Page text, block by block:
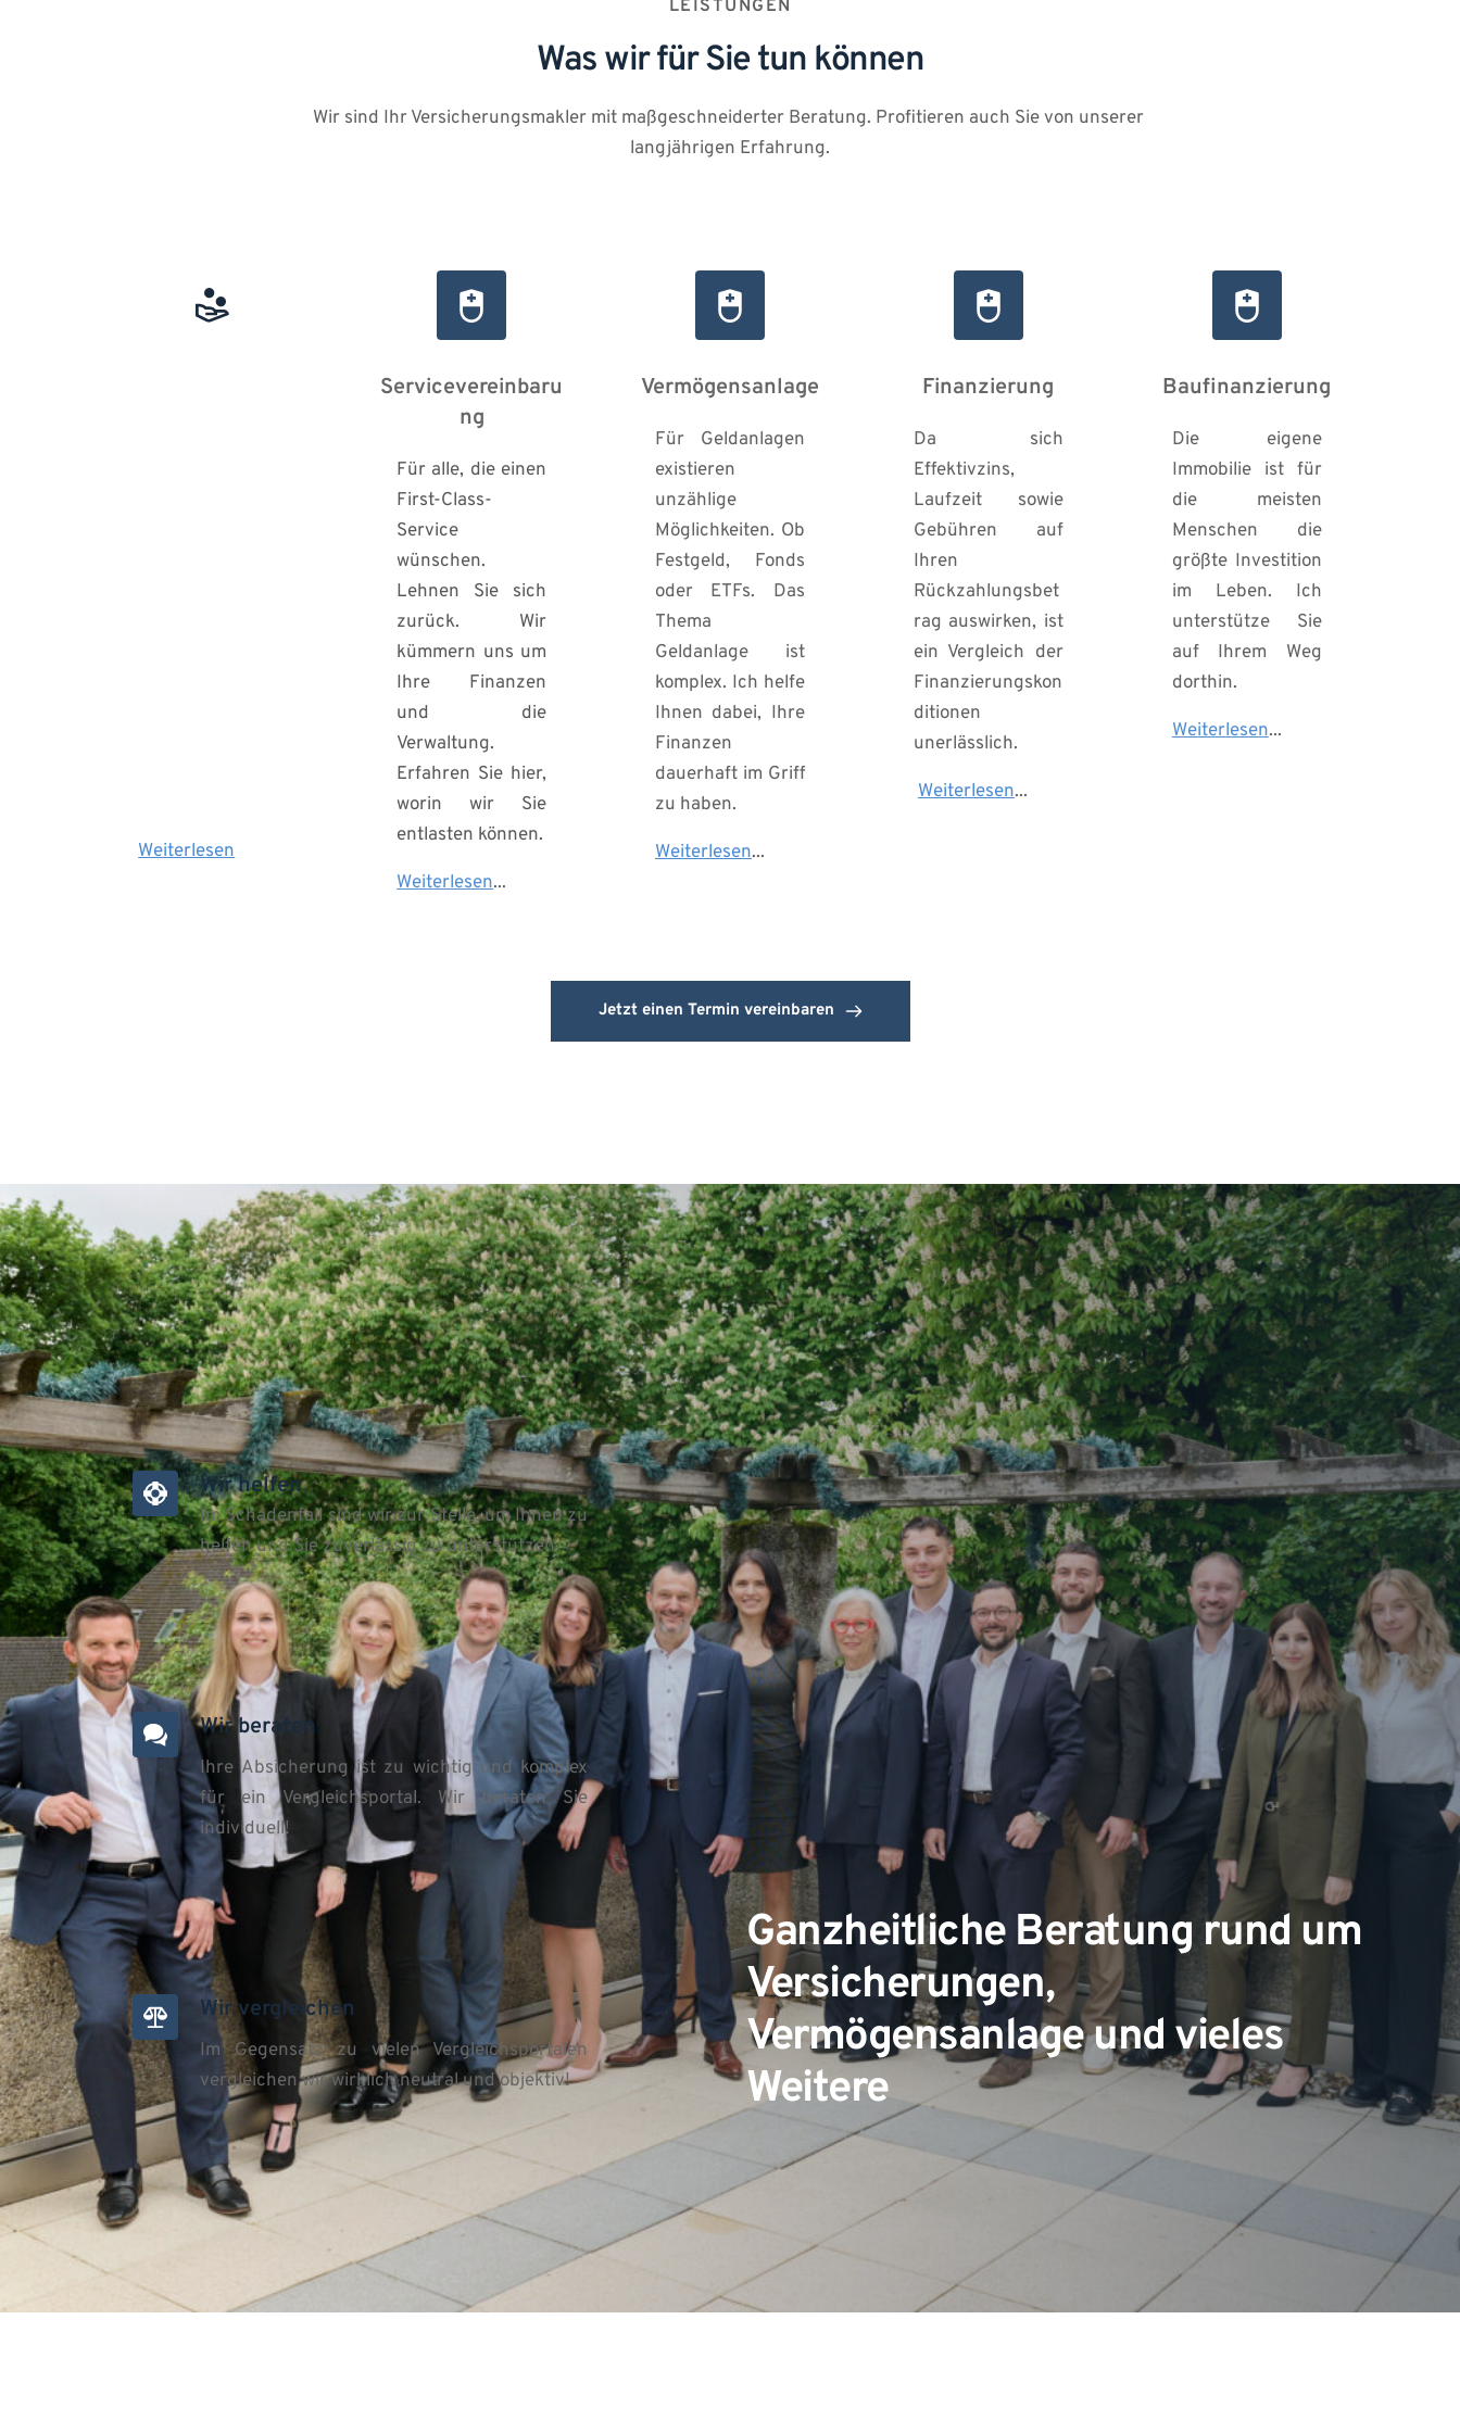
LEISTUNGEN
Was wir für Sie tun können
Wir sind Ihr Versicherungsmakler mit maßgeschneiderter Beratung. Profitieren auch Sie von unserer
langjährigen Erfahrung.
Weiterlesen...
Servicevereinbaru
ng
Für alle, die einen
First-Class-
Service
wünschen.
Lehnen Sie sich
zurück. Wir
kümmern uns um
Ihre Finanzen
und die
Verwaltung.
Erfahren Sie hier,
worin wir Sie
entlasten können.
Weiterlesen...
Vermögensanlage
Für Geldanlagen
existieren
unzählige
Möglichkeiten. Ob
Festgeld, Fonds
oder ETFs. Das
Thema
Geldanlage ist
komplex. Ich helfe
Ihnen dabei, Ihre
Finanzen
dauerhaft im Griff
zu haben.
Weiterlesen...
Finanzierung
Da sich
Effektivzins,
Laufzeit sowie
Gebühren auf
Ihren
Rückzahlungsbet
rag auswirken, ist
ein Vergleich der
Finanzierungskon
ditionen
unerlässlich.
Weiterlesen...
Baufinanzierung
Die eigene
Immobilie ist für
die meisten
Menschen die
größte Investition
im Leben. Ich
unterstütze Sie
auf Ihrem Weg
dorthin.
Weiterlesen...
Jetzt einen Termin vereinbaren
Wir helfen
Im Schadenfall sind wir zur Stelle, um Ihnen zu
helfen und Sie zuverlässig zu unterstützen
Wir beraten
Ihre Absicherung ist zu wichtig und komplex
für ein Vergleichsportal. Wir beraten Sie
individuell!
Wir vergleichen
﻿Im Gegensatz zu vielen Vergleichsportalen
vergleichen wir wirklich neutral und objektiv!
Ganzheitliche Beratung rund um
Versicherungen,
Vermögensanlage und vieles
Weitere